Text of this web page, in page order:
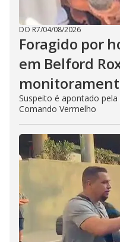
DO R7/04/08/2026
Foragido por
em Belford
Suspeito é apontado
Comando Vermelho